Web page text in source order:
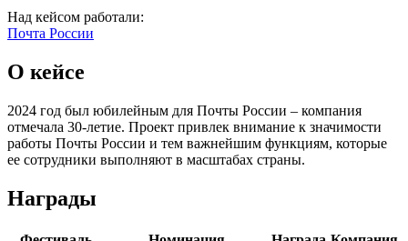
Над кейсом работали:
Почта России
О кейсе
2024 год был юбилейным для Почты России – компания
отмечала 30-летие. Проект привлек внимание к значимости
работы Почты России и тем важнейшим функциям, которые
ее сотрудники выполняют в масштабах страны.
Награды